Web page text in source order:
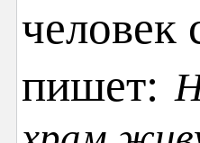
человек
пишет: